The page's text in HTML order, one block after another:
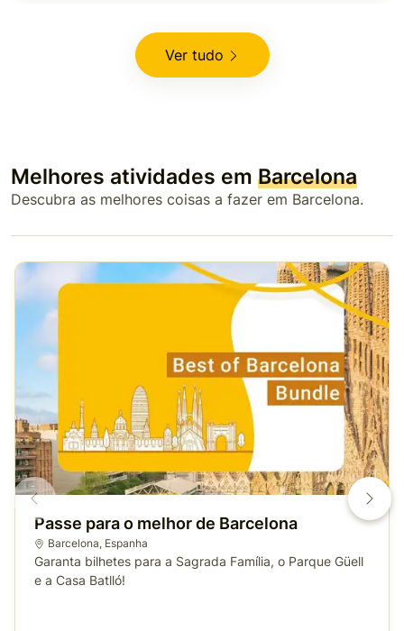
Ver tudo
Melhores atividades em Barcelona
Descubra as melhores coisas a fazer em Barcelona.
Passe para o melhor de Barcelona
Barcelona, Espanha
Garanta bilhetes para a Sagrada Família, o Parque Güell
e a Casa Batlló!